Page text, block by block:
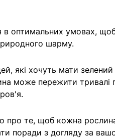
оптимальних умовах,
шарму.
які хочуть мати
може пережити тривалі
про те, щоб кожна
поради з догляду за